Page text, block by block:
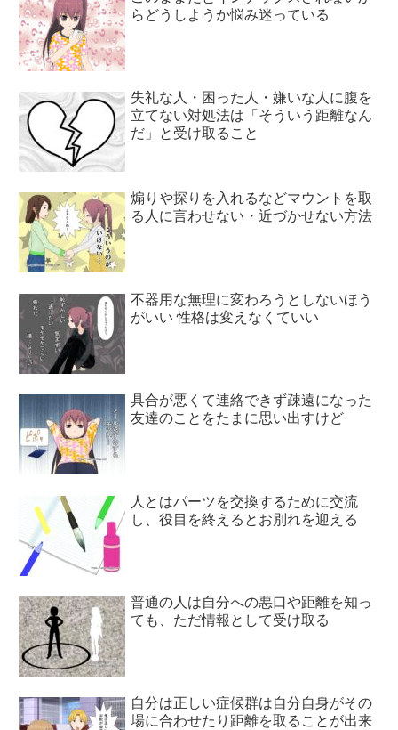
らどうしようか悩み迷っている
失礼な人・困った人・嫌いな人に腹を
立てない対処法は「そういう距離なん
だ」と受け取ること
煽りや探りを入れるなどマウントを取
る人に言わせない・近づかせない方法
不器用な無理に変わろうとしないほう
がいい 性格は変えなくていい
具合が悪くて連絡できず疎遠になった
友達のことをたまに思い出すけど
人とはパーツを交換するために交流
し、役目を終えるとお別れを迎える
普通の人は自分への悪口や距離を知っ
ても、ただ情報として受け取る
自分は正しい症候群は自分自身がその
場に合わせたり距離を取ることが出来